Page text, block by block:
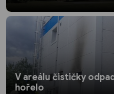
V areálu čističky
hořelo